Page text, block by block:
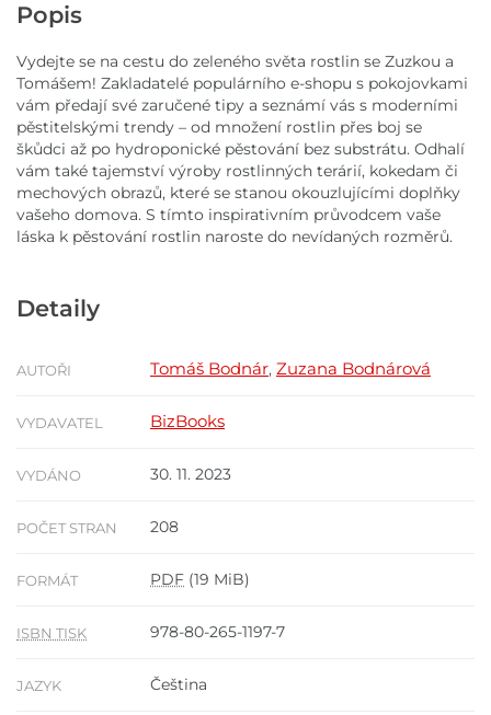
Popis
Vydejte se na cestu do zeleného světa rostlin se Zuzkou a
Tomášem! Zakladatelé populárního e-shopu s pokojovkami
vám předají své zaručené tipy a seznámí vás s moderními
pěstitelskými trendy – od množení rostlin přes boj se
škůdci až po hydroponické pěstování bez substrátu. Odhalí
vám také tajemství výroby rostlinných terárií, kokedam či
mechových obrazů, které se stanou okouzlujícími doplňky
vašeho domova. S tímto inspirativním průvodcem vaše
láska k pěstování rostlin naroste do nevídaných rozměrů.
Detaily
AUTOŘI Tomáš Bodnár, Zuzana Bodnárová
VYDAVATEL BizBooks
VYDÁNO 30. 11. 2023
POČET STRAN 208
FORMÁT PDF (19 MiB)
ISBN TISK 978-80-265-1197-7
JAZYK Čeština